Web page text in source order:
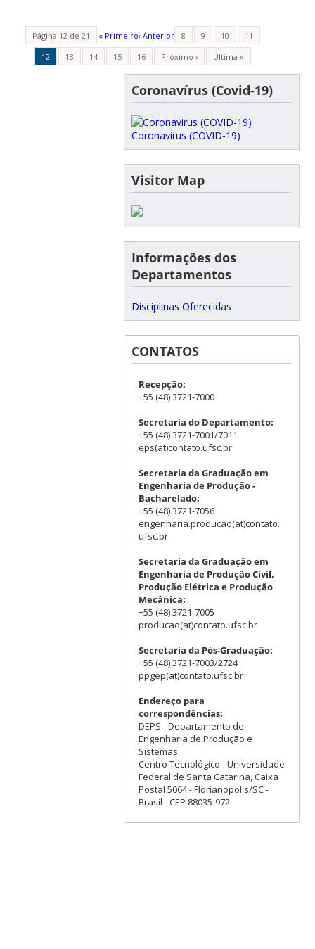
Página 12 de 21 « Primeiro‹ Anterior 8 9 10
11
12
13 14 15 16 Próximo › Última »
Coronavírus (Covid-19)
Coronavirus (COVID-19)
Visitor Map
Informações dos
Departamentos
Disciplinas Oferecidas
CONTATOS
Recepção:
+55 (48) 3721-7000
Secretaria do Departamento:
+55 (48) 3721-7001/7011
eps(at)contato.ufsc.br
Secretaria da Graduação em
Engenharia de Produção -
Bacharelado:
+55 (48) 3721-7056
engenharia.producao(at)contato.
ufsc.br
Secretaria da Graduação em
Engenharia de Produção Civil,
Produção Elétrica e Produção
Mecânica:
+55 (48) 3721-7005
producao(at)contato.ufsc.br
Secretaria da Pós-Graduação:
+55 (48) 3721-7003/2724
ppgep(at)contato.ufsc.br
Endereço para
correspondências:
DEPS - Departamento de
Engenharia de Produção e
Sistemas
Centro Tecnológico - Universidade
Federal de Santa Catarina, Caixa
Postal 5064 - Florianópolis/SC -
Brasil - CEP 88035-972